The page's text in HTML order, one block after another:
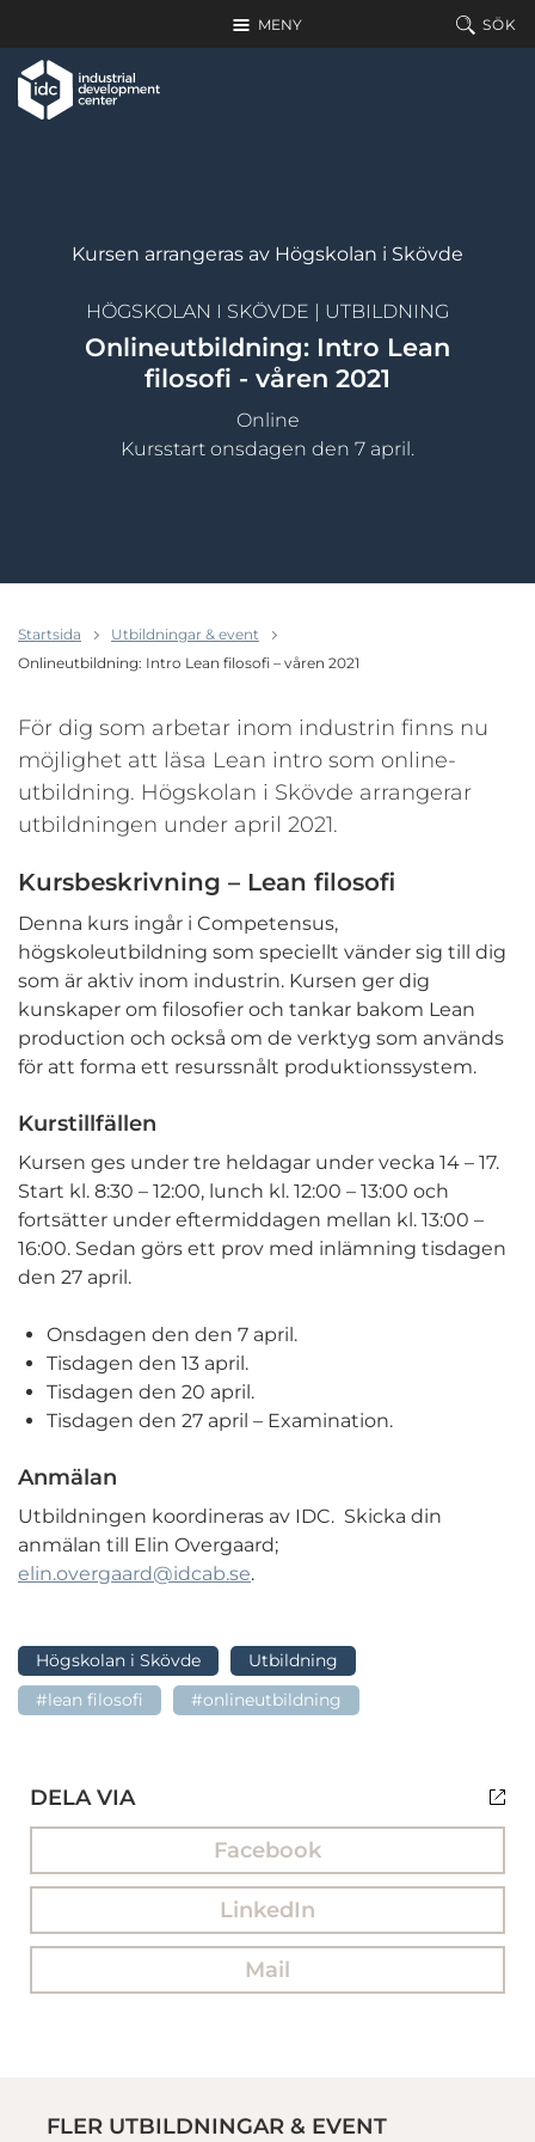
MENY SÖK
Kursen arrangeras av Högskolan i Skövde
HÖGSKOLAN I SKÖVDE | UTBILDNING
Onlineutbildning: Intro Lean
filosofi - våren 2021
Online
Kursstart onsdagen den 7 april.
Startsida
Utbildningar & event
Onlineutbildning: Intro Lean filosofi – våren 2021
För dig som arbetar inom industrin finns nu
möjlighet att läsa Lean intro som online-
utbildning. Högskolan i Skövde arrangerar
utbildningen under april 2021.
Kursbeskrivning – Lean filosofi
Denna kurs ingår i Competensus,
högskoleutbildning som speciellt vänder sig till dig
som är aktiv inom industrin. Kursen ger dig
kunskaper om filosofier och tankar bakom Lean
production och också om de verktyg som används
för att forma ett resurssnålt produktionssystem.
Kurstillfällen
Kursen ges under tre heldagar under vecka 14 – 17.
Start kl. 8:30 – 12:00, lunch kl. 12:00 – 13:00 och
fortsätter under eftermiddagen mellan kl. 13:00 –
16:00. Sedan görs ett prov med inlämning tisdagen
den 27 april.
Onsdagen den den 7 april.
Tisdagen den 13 april.
Tisdagen den 20 april.
Tisdagen den 27 april – Examination.
Anmälan
Utbildningen koordineras av IDC. Skicka din
anmälan till Elin Overgaard;
elin.overgaard@idcab.se.
Högskolan i Skövde
Utbildning
#lean filosofi
#onlineutbildning
DELA VIA
Facebook
LinkedIn
Mail
FLER UTBILDNINGAR & EVENT